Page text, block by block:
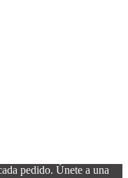
pedido. Únete a una